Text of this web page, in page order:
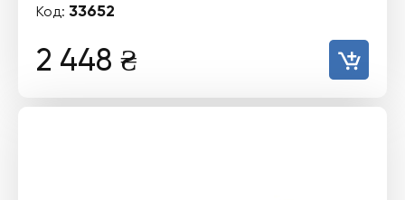
Код: 33652
2 448 ₴